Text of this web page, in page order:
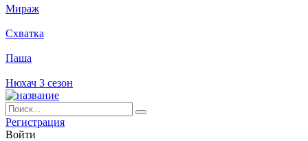
Мираж
Схватка
Паша
Нюхач 3 сезон
Ре­ги­ст­ра­ция
Вой­ти